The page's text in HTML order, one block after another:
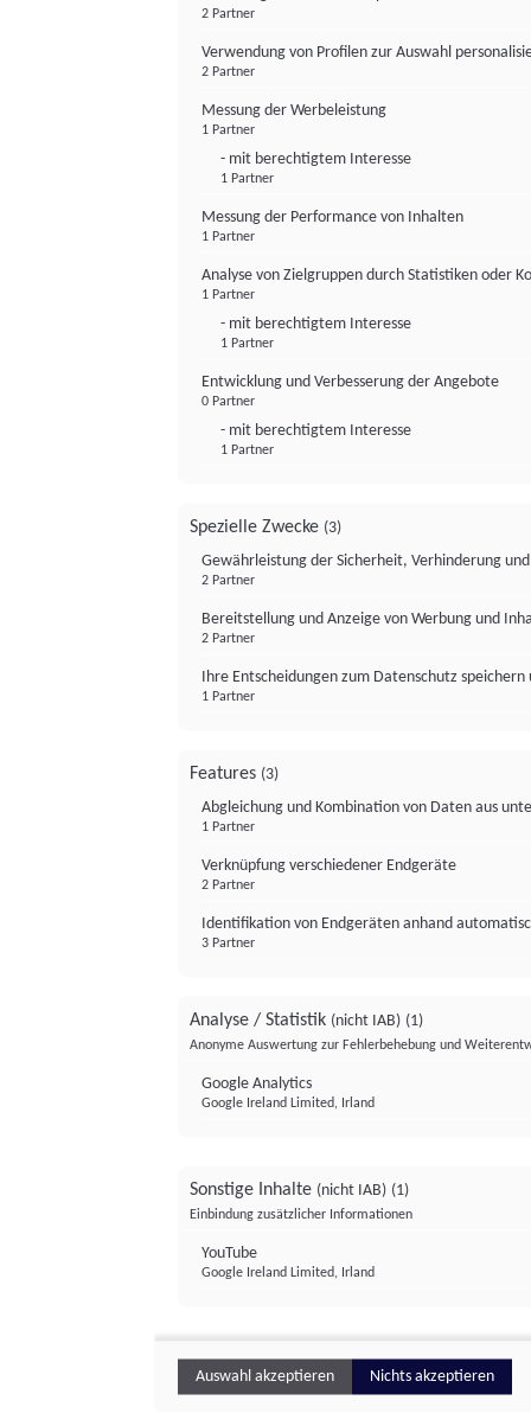
2 Partner
Verwendung von Profilen zur Auswahl
2 Partner
Messung der Werbeleistung
1 Partner
- mit berechtigtem Interesse
1 Partner
Messung der Performance von Inhalten
1 Partner
Analyse von Zielgruppen durch Statistiken oder
1 Partner
- mit berechtigtem Interesse
1 Partner
Entwicklung und Verbesserung der Angebote
0 Partner
- mit berechtigtem Interesse
1 Partner
Spezielle Zwecke (3)
Gewährleistung der Sicherheit, Verhinderung
2 Partner
Bereitstellung und Anzeige von Werbung und
2 Partner
Ihre Entscheidungen zum Datenschutz
1 Partner
Features (3)
Abgleichung und Kombination von Daten aus
1 Partner
Verknüpfung verschiedener Endgeräte
2 Partner
Identifikation von Endgeräten anhand
3 Partner
Analyse / Statistik (nicht IAB) (1)
Anonyme Auswertung zur Fehlerbehebung und
Google Analytics
Google Ireland Limited, Irland
Sonstige Inhalte (nicht IAB) (1)
Einbindung zusätzlicher Informationen
YouTube
Google Ireland Limited, Irland
Auswahl akzeptieren Nichts akzeptieren